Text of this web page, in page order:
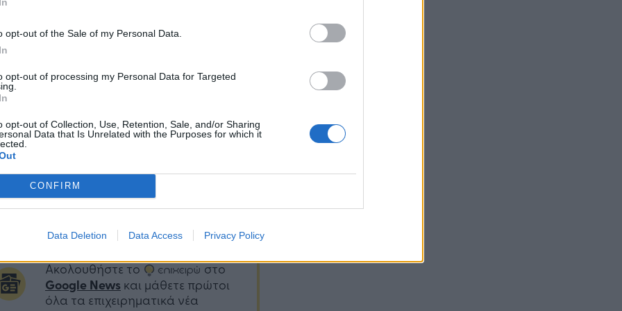
opt-out of the Sale of my Personal Data.
opt-out of processing my Personal Data for Targeted
opt-out of Collection, Use, Retention, Sale, and/or Sharing
Data that Is Unrelated with the Purposes for which it
CONFIRM
Data Deletion Data Access Privacy Policy
ΓΝ Αθηνών «Ο Ευαγγελισμός», ΠΓΝ
ΑΧΕΠΑ, ΠΓΝ Αλεξανδρούπολης, ΓΝ
«Μποδοσάκειο», ΠΓΝ Λάρισας, ΓΝ
ΠΓΝ Πατρών «Παναγιά η Βοήθεια», ΠΓΝ
ΠΓΝ Ηρακλείου, ΓΝ Χανίων «Ο Άγιος
ΓΝΘ «Άγιος Παύλος», ΓΝΘ «Γ.ΓΕΝΝΗΜΑΤΑΣ -
(οργανική μονάδα έδρας Γ.
ΓΝΘ «Γ.ΠΑΠΑΝΙΚΟΛΑΟΥ», ΓΝΘ
ΓΝΘ ΙΠΠΟΚΡΑΤΕΙΟ, Αντικαρκινικό
Θεσσαλονίκης "ΘΕΑΓΕΝΕΙΟ" και στο ΓΝ
Ακολουθήστε το στο
Google News και μάθετε πρώτοι
όλα τα επιχειρηματικά νέα